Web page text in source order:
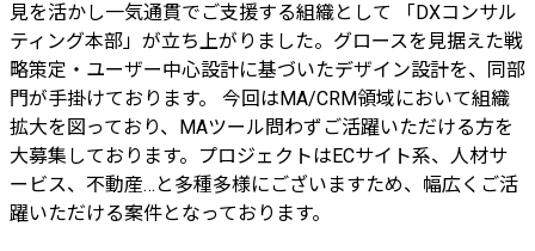
見を活かし一気通貫でご支援する組織として 「DXコンサル
ティング本部」が立ち上がりました。グロースを見据えた戦
略策定・ユーザー中心設計に基づいたデザイン設計を、同部
門が手掛けております。 今回はMA/CRM領域において組織
拡大を図っており、MAツール問わずご活躍いただける方を
大募集しております。プロジェクトはECサイト系、人材サ
ービス、不動産…と多種多様にございますため、幅広くご活
躍いただける案件となっております。